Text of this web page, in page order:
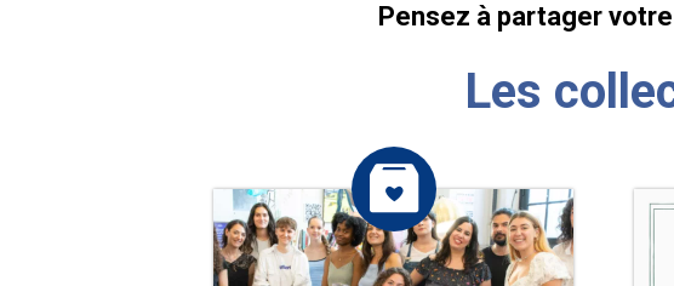
Pensez à partager
Les